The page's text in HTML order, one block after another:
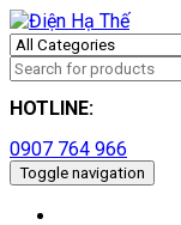
HOTLINE:
0907 764 966
Toggle navigation